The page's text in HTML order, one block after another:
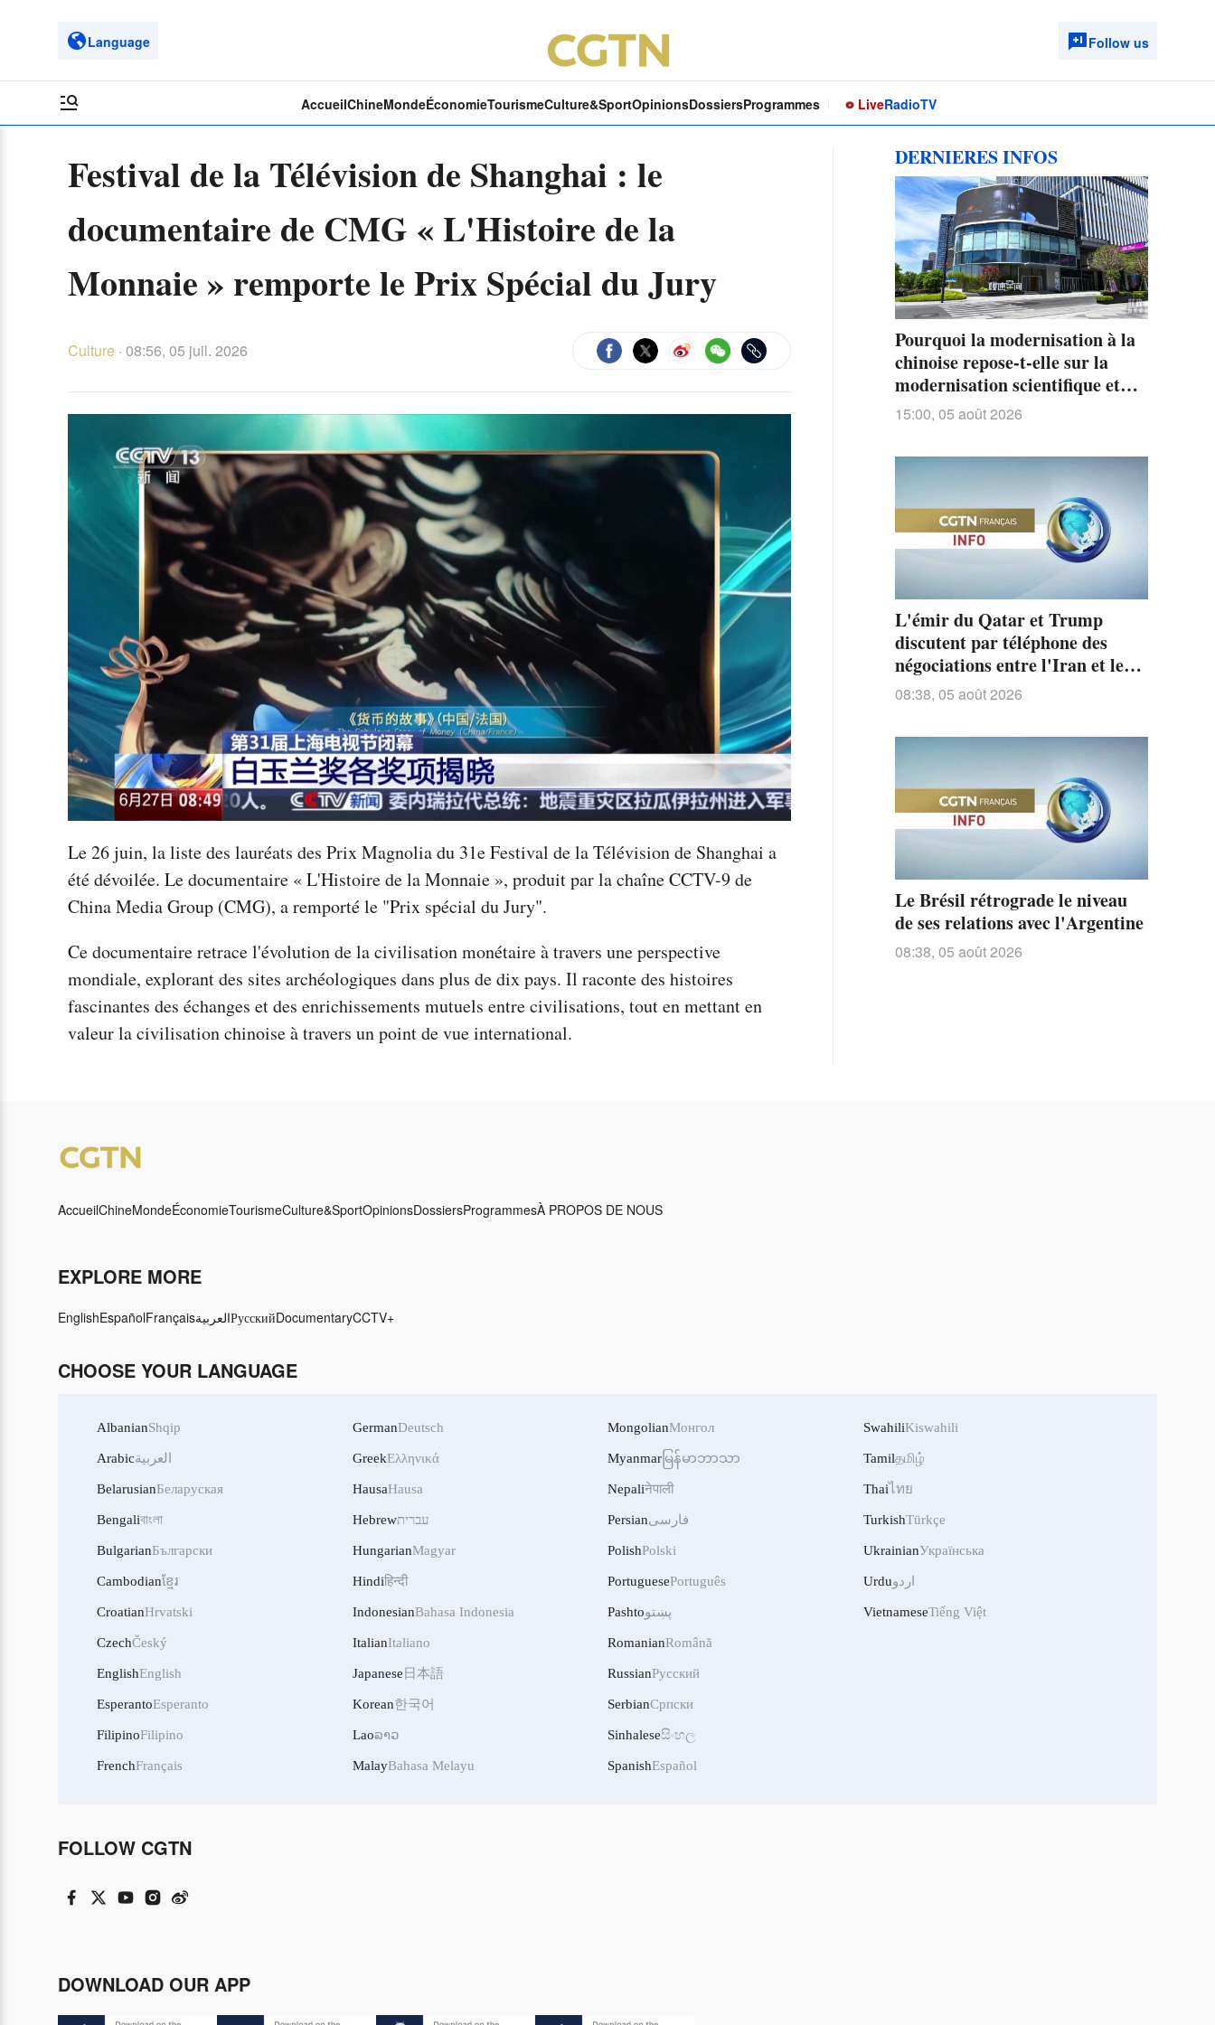
Language Follow us
AccueilChineMondeÉconomieTourismeCulture&SportOpinionsDossiersProgrammes LiveRadioTV
Festival de la Télévision de Shanghai : le
documentaire de CMG « L'Histoire de la
Monnaie » remporte le Prix Spécial du Jury
Culture· 08:56, 05 juil. 2026
Le 26 juin, la liste des lauréats des Prix Magnolia du 31e Festival de la Télévision de Shanghai a
été dévoilée. Le documentaire « L'Histoire de la Monnaie », produit par la chaîne CCTV-9 de
China Media Group (CMG), a remporté le "Prix spécial du Jury".
Ce documentaire retrace l'évolution de la civilisation monétaire à travers une perspective
mondiale, explorant des sites archéologiques dans plus de dix pays. Il raconte des histoires
fascinantes des échanges et des enrichissements mutuels entre civilisations, tout en mettant en
valeur la civilisation chinoise à travers un point de vue international.
DERNIERES INFOS
Pourquoi la modernisation à la
chinoise repose-t-elle sur la
modernisation scientifique et
technologique ? Xi Jinping
établit des directives
stratégiques
15:00, 05 août 2026
L'émir du Qatar et Trump
discutent par téléphone des
négociations entre l'Iran et les
États-Unis
08:38, 05 août 2026
Le Brésil rétrograde le niveau
de ses relations avec l'Argentine
08:38, 05 août 2026
AccueilChineMondeÉconomieTourismeCulture&SportOpinionsDossiersProgrammesÀ PROPOS DE NOUS
EXPLORE MORE
EnglishEspañolFrançaisالعربيةРусскийDocumentaryCCTV+
CHOOSE YOUR LANGUAGE
AlbanianShqip
Arabicالعربية
BelarusianБеларуская
Bengaliবাংলা
BulgarianБългарски
Cambodianខ្មែរ
CroatianHrvatski
CzechČeský
EnglishEnglish
EsperantoEsperanto
FilipinoFilipino
FrenchFrançais
GermanDeutsch
GreekΕλληνικά
HausaHausa
Hebrewעברית
HungarianMagyar
Hindiहिन्दी
IndonesianBahasa Indonesia
ItalianItaliano
Japanese 日本語
Korean한국어
Laoລາວ
MalayBahasa Melayu
MongolianМонгол
Myanmar မြန်မာဘာသာ
Nepaliनेपाली
Persianفارسی
PolishPolski
PortuguesePortuguês
Pashtoپښتو
RomanianRomână
RussianРусский
SerbianСрпски
Sinhaleseසිංහල
SpanishEspañol
SwahiliKiswahili
Tamilதமிழ்
Thaiไทย
TurkishTürkçe
UkrainianУкраїнська
Urduاردو
VietnameseTiếng Việt
FOLLOW CGTN
DOWNLOAD OUR APP